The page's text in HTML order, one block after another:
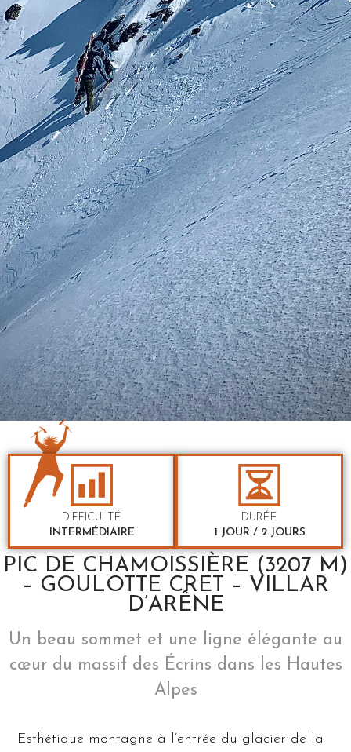
DIFFICULTÉ
INTERMÉDIAIRE
DURÉE
1 JOUR / 2 JOURS
PIC DE CHAMOISSIÈRE (3207 M)
– GOULOTTE CRET – VILLAR
D’ARÊNE
Un beau sommet et une ligne élégante au
cœur du massif des Écrins dans les Hautes
Alpes
Esthétique montagne à l’entrée du glacier de la